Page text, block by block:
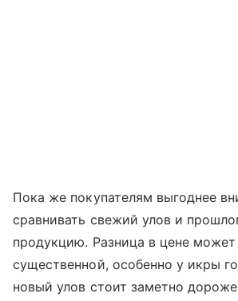
Пока же покупателям выгоднее
сравнивать свежий улов и
продукцию. Разница в цене
существенной, особенно у икры
новый улов стоит заметно